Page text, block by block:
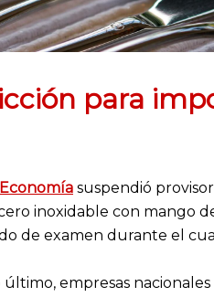
para
suspendió
inoxidable con mango
de examen durante el
último, empresas